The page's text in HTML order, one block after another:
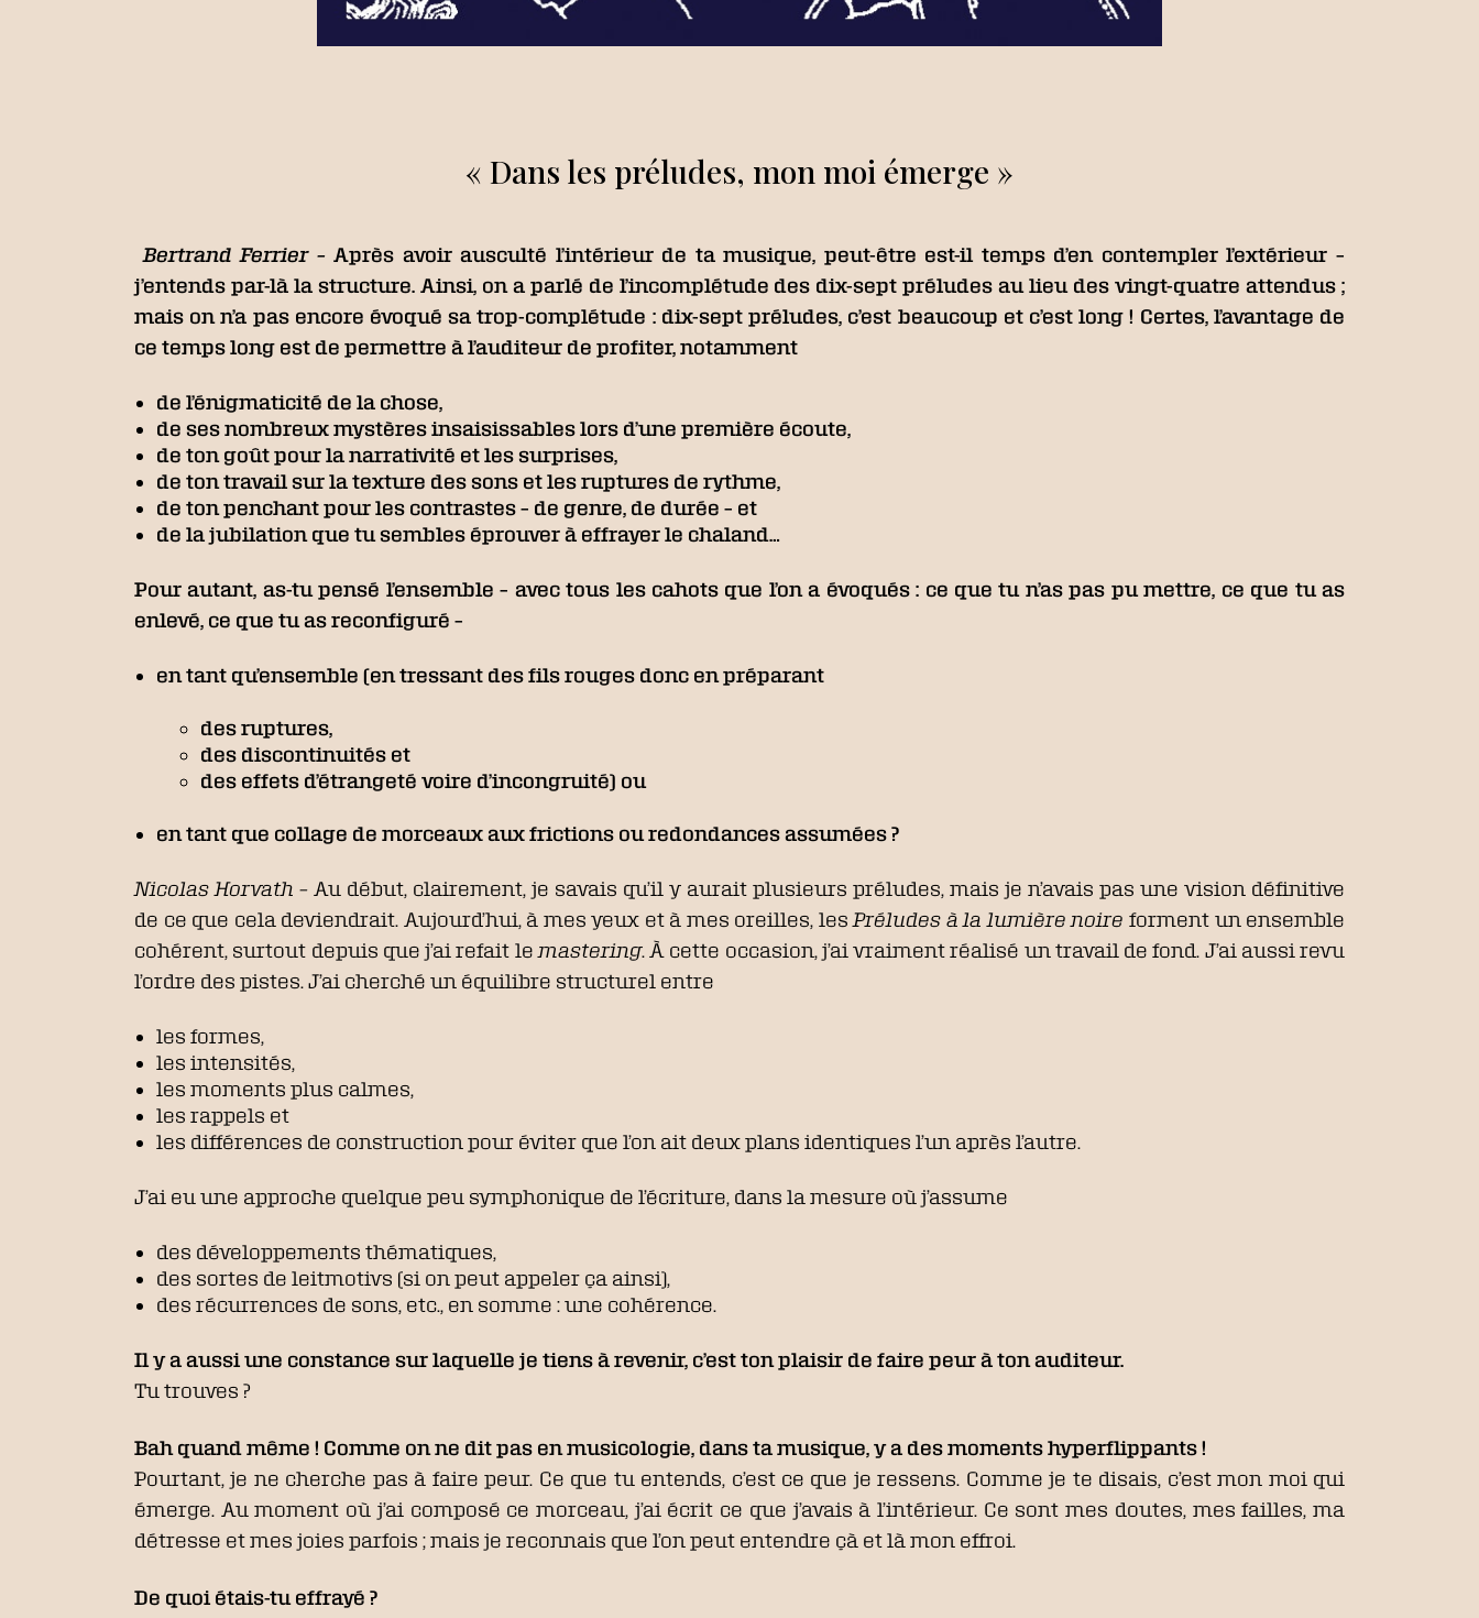
« Dans les préludes, mon moi émerge »
Bertrand Ferrier – Après avoir ausculté l’intérieur de ta musique, peut-être est-il temps d’en contempler l’extérieur –
j’entends par-là la structure. Ainsi, on a parlé de l’incomplétude des dix-sept préludes au lieu des vingt-quatre attendus ;
mais on n’a pas encore évoqué sa trop-complétude : dix-sept préludes, c’est beaucoup et c’est long ! Certes, l’avantage de
ce temps long est de permettre à l’auditeur de profiter, notamment
de l’énigmaticité de la chose,
de ses nombreux mystères insaisissables lors d’une première écoute,
de ton goût pour la narrativité et les surprises,
de ton travail sur la texture des sons et les ruptures de rythme,
de ton penchant pour les contrastes – de genre, de durée – et
de la jubilation que tu sembles éprouver à effrayer le chaland…
Pour autant, as-tu pensé l’ensemble – avec tous les cahots que l’on a évoqués : ce que tu n’as pas pu mettre, ce que tu as
enlevé, ce que tu as reconfiguré –
en tant qu’ensemble (en tressant des fils rouges donc en préparant
des ruptures,
des discontinuités et
des effets d’étrangeté voire d’incongruité) ou
en tant que collage de morceaux aux frictions ou redondances assumées ?
Nicolas Horvath – Au début, clairement, je savais qu’il y aurait plusieurs préludes, mais je n’avais pas une vision définitive
de ce que cela deviendrait. Aujourd’hui, à mes yeux et à mes oreilles, les Préludes à la lumière noire forment un ensemble
cohérent, surtout depuis que j’ai refait le mastering. À cette occasion, j’ai vraiment réalisé un travail de fond. J’ai aussi revu
l’ordre des pistes. J’ai cherché un équilibre structurel entre
les formes,
les intensités,
les moments plus calmes,
les rappels et
les différences de construction pour éviter que l’on ait deux plans identiques l’un après l’autre.
J’ai eu une approche quelque peu symphonique de l’écriture, dans la mesure où j’assume
des développements thématiques,
des sortes de leitmotivs (si on peut appeler ça ainsi),
des récurrences de sons, etc., en somme : une cohérence.
Il y a aussi une constance sur laquelle je tiens à revenir, c’est ton plaisir de faire peur à ton auditeur.
Tu trouves ?
Bah quand même ! Comme on ne dit pas en musicologie, dans ta musique, y a des moments hyperflippants !
Pourtant, je ne cherche pas à faire peur. Ce que tu entends, c’est ce que je ressens. Comme je te disais, c’est mon moi qui
émerge. Au moment où j’ai composé ce morceau, j’ai écrit ce que j’avais à l’intérieur. Ce sont mes doutes, mes failles, ma
détresse et mes joies parfois ; mais je reconnais que l’on peut entendre çà et là mon effroi.
De quoi étais-tu effrayé ?